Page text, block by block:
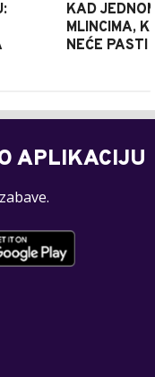
KAD
MLINCIMA,
NEĆE PASTI
APLIKACIJU